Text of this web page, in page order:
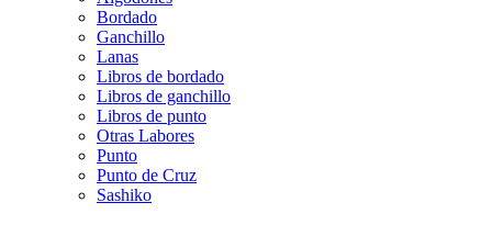
Bordado
Ganchillo
Lanas
Libros de bordado
Libros de ganchillo
Libros de punto
Otras Labores
Punto
Punto de Cruz
Sashiko